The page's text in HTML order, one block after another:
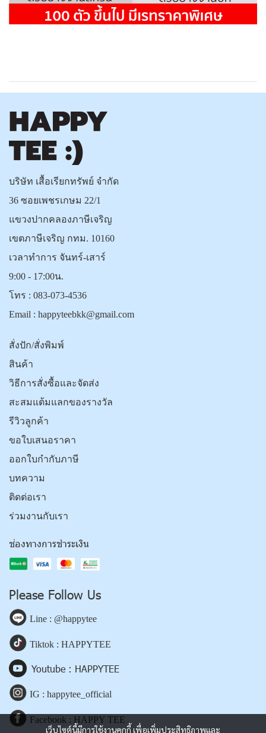
เว็บไซต์นี้มีการใช้งานคุกกี้ เพื่อเพิ่มประสิทธิภาพและ
บริษัท เสื้อเรียกทรัพย์ จำกัด
36 ซอยเพชรเกษม 22/1
แขวงปากคลองภาษีเจริญ
เขตภาษีเจริญ กทม. 10160
เวลาทำการ จันทร์-เสาร์
9:00 - 17:00น.
โทร : 083-073-4536
Email : happyteebkk@gmail.com
สั่งปัก/สั่งพิมพ์
สินค้า
วิธีการสั่งซื้อและจัดส่ง
สะสมแต้มแลกของรางวัล
รีวิวลูกค้า
ขอใบเสนอราคา
ออกใบกำกับภาษี
บทความ
ติดต่อเรา
ร่วมงานกับเรา
ช่องทางการชำระเงิน
Please Follow Us
Line : @happytee
Tiktok : HAPPYTEE
Youtube : HAPPYTEE
IG : happytee_official
Facebook : HAPPY TEE